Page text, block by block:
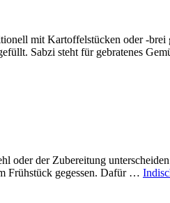
mit Kartoffelstücken oder -
Sabzi steht für gebratenes
der Zubereitung
Frühstück gegessen. Dafür …